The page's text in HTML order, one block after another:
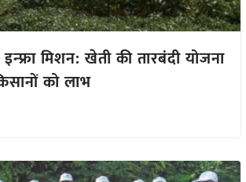
मिशन: खेती की तारबंदी योजना
को लाभ